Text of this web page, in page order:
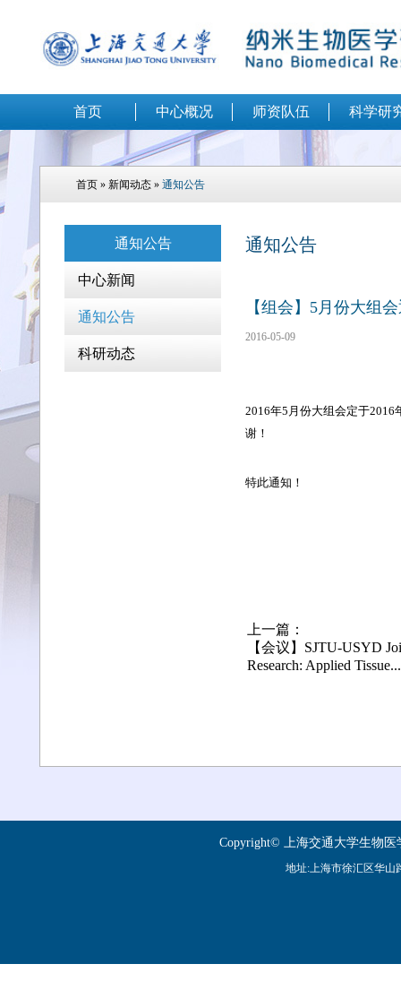
首页 中心概况 师资队伍 科学研
首页 » 新闻动态 » 通知公告
通知公告
中心新闻
通知公告
科研动态
通知公告
【组会】5月份大组
2016-05-09
2016年5月份大组会定于2016
谢！
特此通知！
上一篇：
【会议】SJTU-USYD
Research: Applied Tissue...
Copyright© 上海交通大学生物
地址:上海市徐汇区华山